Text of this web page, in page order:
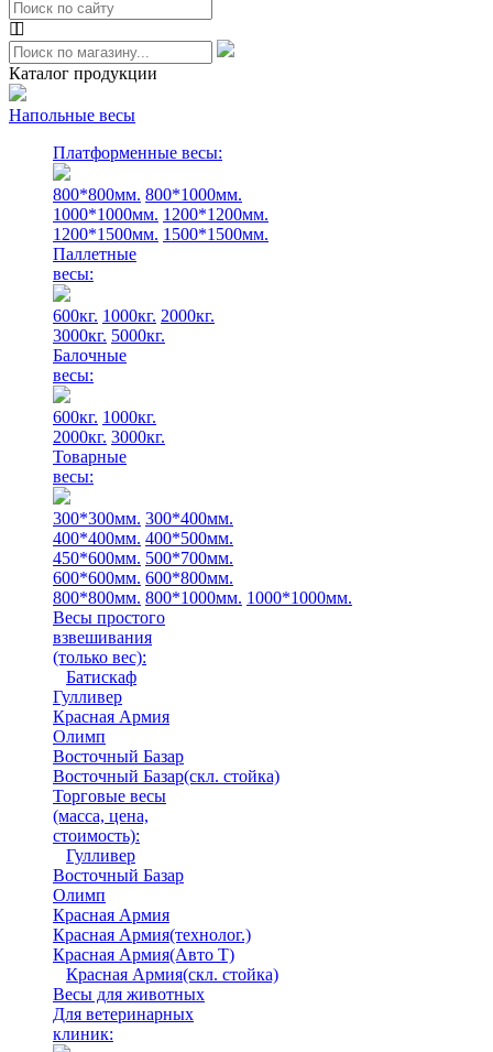
Каталог продукции
Напольные весы
Платформенные весы:
800*800мм. 800*1000мм.
1000*1000мм. 1200*1200мм.
1200*1500мм. 1500*1500мм.
Паллетные
весы:
600кг. 1000кг. 2000кг.
3000кг. 5000кг.
Балочные
весы:
600кг. 1000кг.
2000кг. 3000кг.
Товарные
весы:
300*300мм. 300*400мм.
400*400мм. 400*500мм.
450*600мм. 500*700мм.
600*600мм. 600*800мм.
800*800мм. 800*1000мм. 1000*1000мм.
Весы простого
взвешивания
(только вес):
Батискаф
Гулливер
Красная Армия
Олимп
Восточный Базар
Восточный Базар(скл. стойка)
Торговые весы
(масса, цена,
стоимость):
Гулливер
Восточный Базар
Олимп
Красная Армия
Красная Армия(технолог.)
Красная Армия(Авто Т)
Красная Армия(скл. стойка)
Весы для животных
Для ветеринарных
клиник: